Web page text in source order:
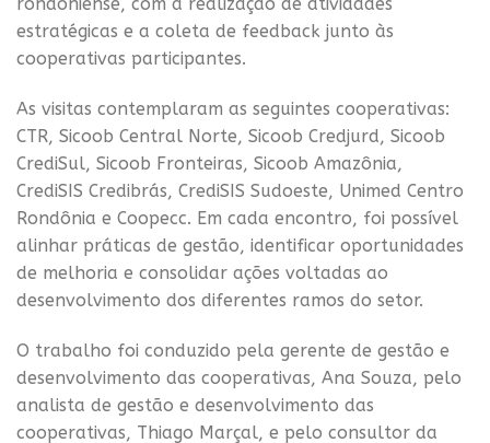
estratégicas e a coleta de feedback junto às
cooperativas participantes.
As visitas contemplaram as seguintes cooperativas:
CTR, Sicoob Central Norte, Sicoob Credjurd, Sicoob
CrediSul, Sicoob Fronteiras, Sicoob Amazônia,
CrediSIS Credibrás, CrediSIS Sudoeste, Unimed Centro
Rondônia e Coopecc. Em cada encontro, foi possível
alinhar práticas de gestão, identificar oportunidades
de melhoria e consolidar ações voltadas ao
desenvolvimento dos diferentes ramos do setor.
O trabalho foi conduzido pela gerente de gestão e
desenvolvimento das cooperativas, Ana Souza, pelo
analista de gestão e desenvolvimento das
cooperativas, Thiago Marçal, e pelo consultor da